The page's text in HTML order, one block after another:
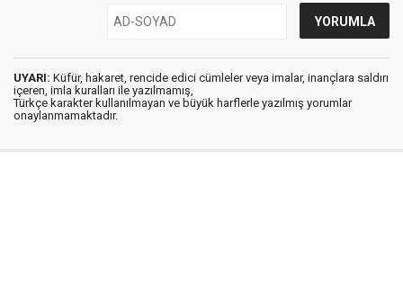
UYARI: Küfür, hakaret, rencide edici cümleler veya imalar, inançlara saldırı
içeren, imla kuralları ile yazılmamış,
Türkçe karakter kullanılmayan ve büyük harflerle yazılmış yorumlar
onaylanmamaktadır.